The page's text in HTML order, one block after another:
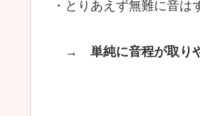
・とりあえず無難に音は
→ 単純に音程が取り